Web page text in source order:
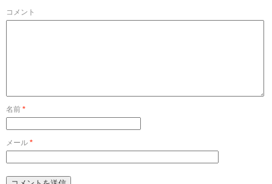
コメント
名前 *
メール *